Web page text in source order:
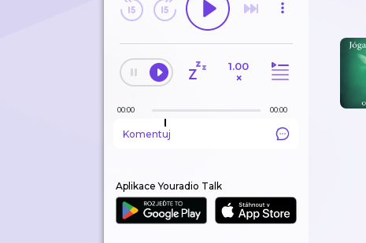
1.00
×
00:00 00:00
Komentuj
Aplikace Youradio Talk